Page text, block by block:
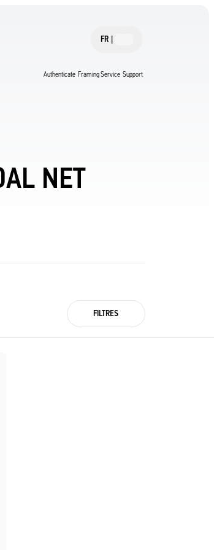
FR |
Authenticate Framing Service Support
NET
FILTRES